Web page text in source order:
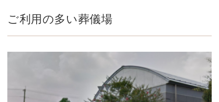
ご利用の多い葬儀場